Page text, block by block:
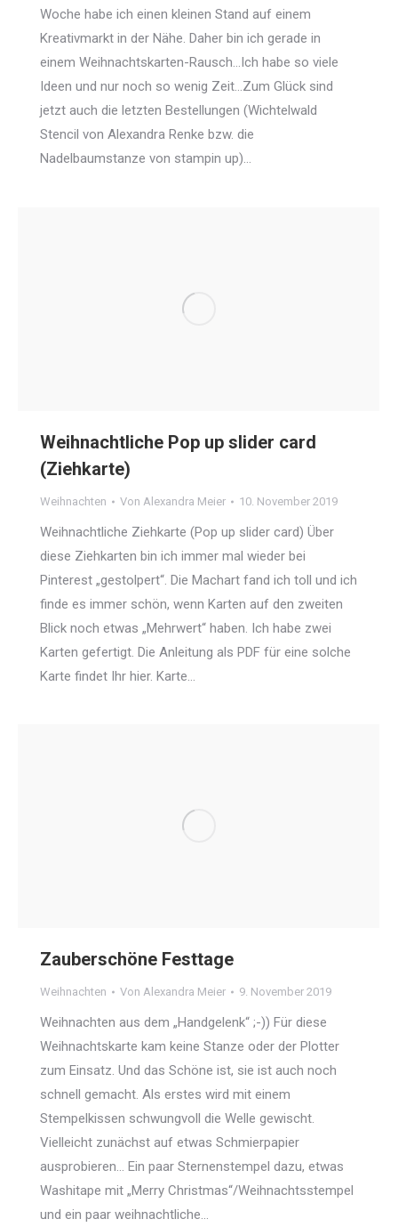
Woche habe ich einen kleinen Stand auf einem
Kreativmarkt in der Nähe. Daher bin ich gerade in
einem Weihnachtskarten-Rausch…Ich habe so viele
Ideen und nur noch so wenig Zeit…Zum Glück sind
jetzt auch die letzten Bestellungen (Wichtelwald
Stencil von Alexandra Renke bzw. die
Nadelbaumstanze von stampin up)…
Weihnachtliche Pop up slider card
(Ziehkarte)
Weihnachten Von Alexandra Meier 10. November 2019
Weihnachtliche Ziehkarte (Pop up slider card) Über
diese Ziehkarten bin ich immer mal wieder bei
Pinterest „gestolpert“. Die Machart fand ich toll und ich
finde es immer schön, wenn Karten auf den zweiten
Blick noch etwas „Mehrwert“ haben. Ich habe zwei
Karten gefertigt. Die Anleitung als PDF für eine solche
Karte findet Ihr hier. Karte…
Zauberschöne Festtage
Weihnachten Von Alexandra Meier 9. November 2019
Weihnachten aus dem „Handgelenk“ ;-)) Für diese
Weihnachtskarte kam keine Stanze oder der Plotter
zum Einsatz. Und das Schöne ist, sie ist auch noch
schnell gemacht. Als erstes wird mit einem
Stempelkissen schwungvoll die Welle gewischt.
Vielleicht zunächst auf etwas Schmierpapier
ausprobieren… Ein paar Sternenstempel dazu, etwas
Washitape mit „Merry Christmas“/Weihnachtsstempel
und ein paar weihnachtliche…